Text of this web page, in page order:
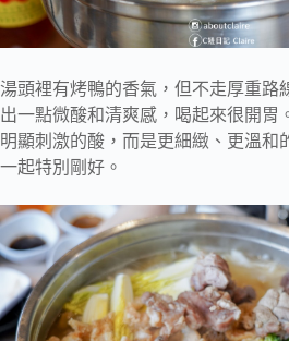
湯頭裡有烤鴨的香氣，但不走厚重路
出一點微酸和清爽感，喝起來很開胃
明顯刺激的酸，而是更細緻、更溫和
一起特別剛好。